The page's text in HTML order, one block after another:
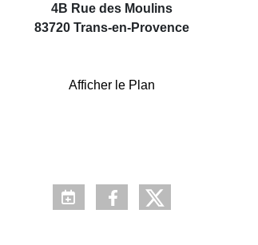
4B Rue des Moulins
83720 Trans-en-Provence
Afficher le Plan